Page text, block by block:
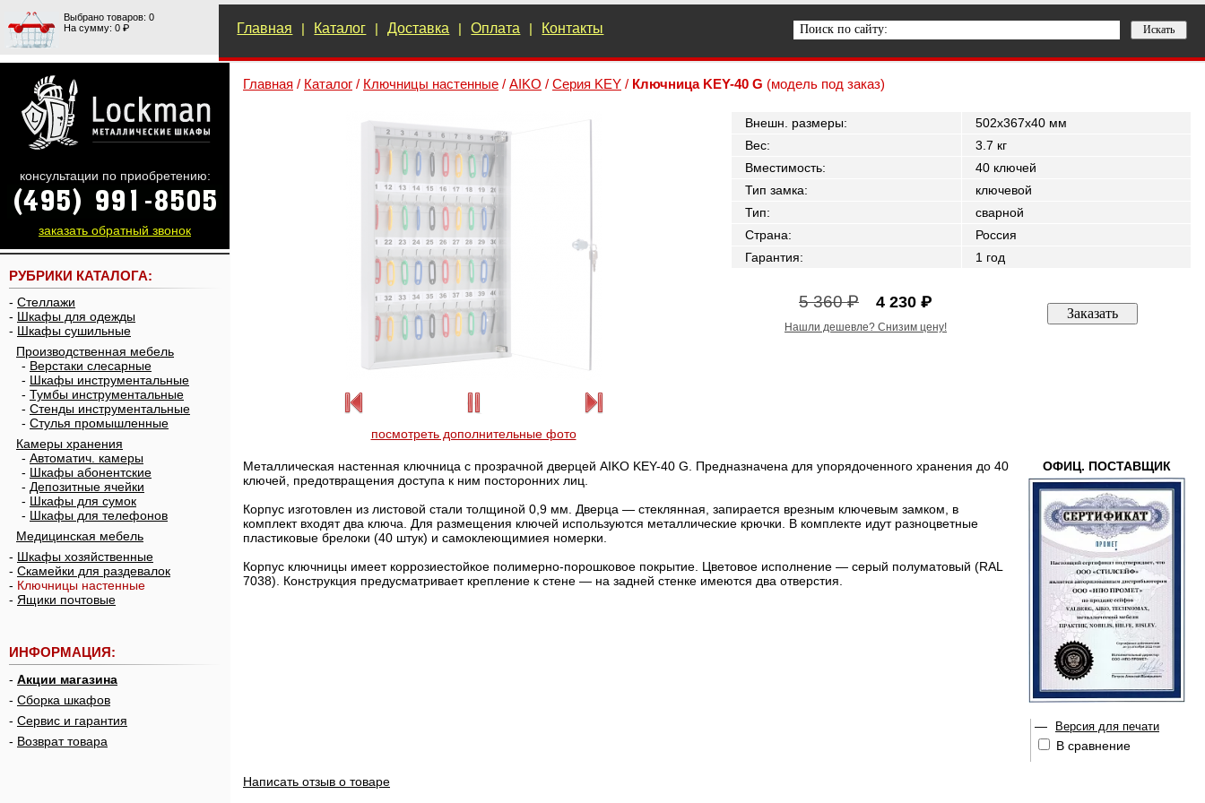
Выбрано товаров: 0
На сумму: 0 ₽
Главная | Каталог | Доставка | Оплата | Контакты
Главная / Каталог / Ключницы настенные / AIKO / Серия KEY / Ключница KEY-40 G (модель под заказ)
посмотреть дополнительные фото
Внешн. размеры:
502x367x40 мм
Вес:
3.7 кг
Вместимость:
40 ключей
Тип замка:
ключевой
Тип:
сварной
Страна:
Россия
Гарантия: 1 год
5 360 ₽ 4 230 ₽
Нашли дешевле? Снизим цену!
Металлическая настенная ключница с прозрачной дверцей AIKO KEY-40 G. Предназначена для упорядоченного хранения до 40
ключей, предотвращения доступа к ним посторонних лиц.
Корпус изготовлен из листовой стали толщиной 0,9 мм. Дверца — стеклянная, запирается врезным ключевым замком, в
комплект входят два ключа. Для размещения ключей используются металлические крючки. В комплекте идут разноцветные
пластиковые брелоки (40 штук) и самоклеющимиея номерки.
Корпус ключницы имеет коррозиестойкое полимерно-порошковое покрытие. Цветовое исполнение — серый полуматовый (RAL
7038). Конструкция предусматривает крепление к стене — на задней стенке имеются два отверстия.
ОФИЦ. ПОСТАВЩИК
— Версия для печати
В сравнение
Написать отзыв о товаре
консультации по приобретению:
заказать обратный звонок
РУБРИКИ КАТАЛОГА:
- Стеллажи
- Шкафы для одежды
- Шкафы сушильные
Производственная мебель
- Верстаки слесарные
- Шкафы инструментальные
- Тумбы инструментальные
- Стенды инструментальные
- Стулья промышленные
Камеры хранения
- Автоматич. камеры
- Шкафы абонентские
- Депозитные ячейки
- Шкафы для сумок
- Шкафы для телефонов
Медицинская мебель
- Шкафы хозяйственные
- Скамейки для раздевалок
- Ключницы настенные
- Ящики почтовые
ИНФОРМАЦИЯ:
- Акции магазина
- Сборка шкафов
- Сервис и гарантия
- Возврат товара